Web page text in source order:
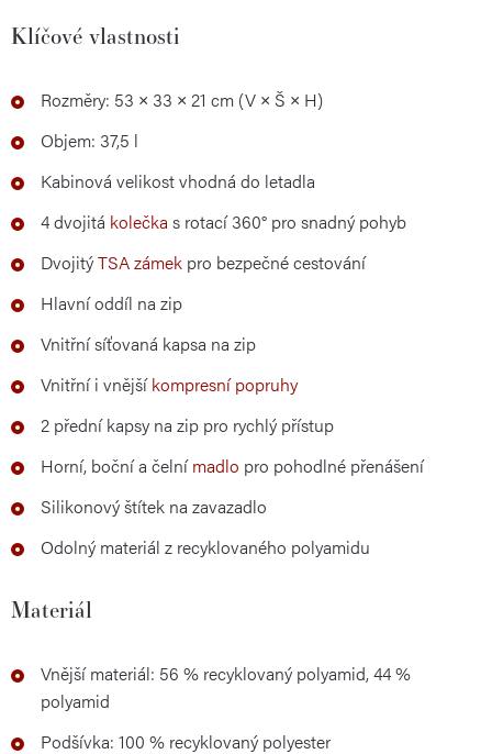
Klíčové vlastnosti
Rozměry: 53 × 33 × 21 cm (V × Š × H)
Objem: 37,5 l
Kabinová velikost vhodná do letadla
4 dvojitá kolečka s rotací 360° pro snadný pohyb
DvojitýTSA zámek pro bezpečné cestování
Hlavní oddíl na zip
Vnitřní síťovaná kapsa na zip
Vnitřní i vnějšíkompresní popruhy
2 přední kapsy na zip pro rychlý přístup
Horní, boční a čelnímadlo pro pohodlné přenášení
Silikonový štítek na zavazadlo
Odolný materiál z recyklovaného polyamidu
Materiál
Vnější materiál: 56 % recyklovaný polyamid, 44 %
polyamid
Podšívka: 100 % recyklovaný polyester